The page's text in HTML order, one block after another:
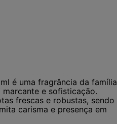
é uma fragrância da família
e sofisticação.
frescas e robustas, sendo
carisma e presença em